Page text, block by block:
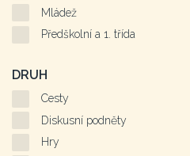
Mládež
Předškolní a 1. třída
DRUH
Cesty
Diskusní podněty
Hry